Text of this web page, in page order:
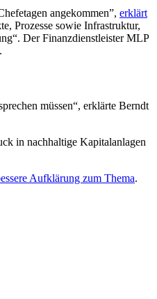
angekommen”, erklärt
Prozesse sowie Infrastruktur,
Der Finanzdienstleister MLP
müssen“, erklärte Berndt
in nachhaltige Kapitalanlagen
Aufklärung zum Thema.